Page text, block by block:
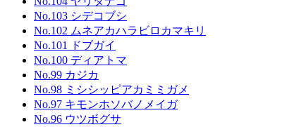
No.103 シデコブシ
No.102 ムネアカハラビロカマキリ
No.101 ドブガイ
No.100 ディアトマ
No.99 カジカ
No.98 ミシシッピアカミミガメ
No.97 キモンホソバノメイガ
No.96 ウツボグサ